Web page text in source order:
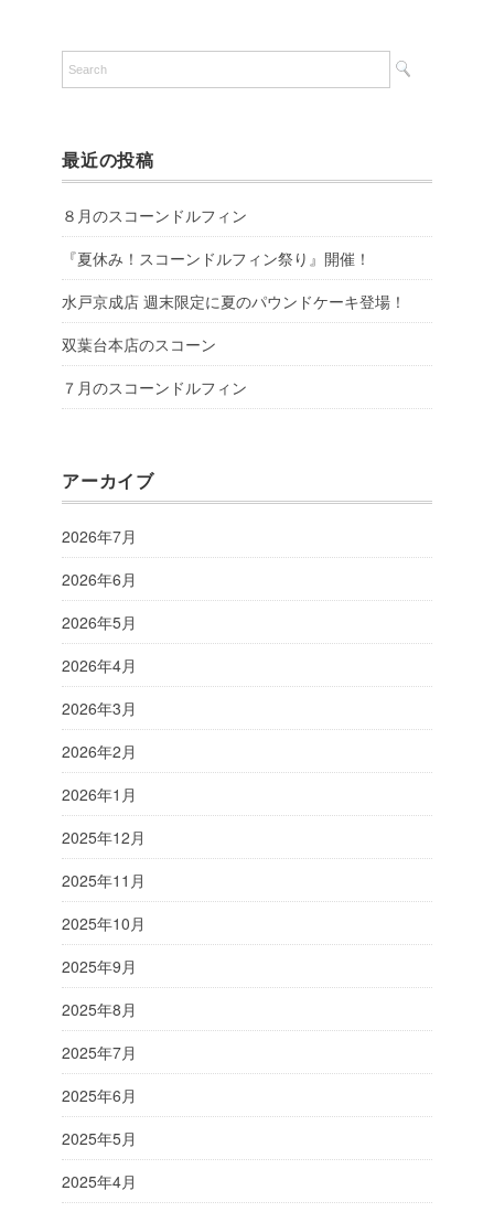
最近の投稿
８月のスコーンドルフィン
『夏休み！スコーンドルフィン祭り』開催！
水戸京成店 週末限定に夏のパウンドケーキ登場！
双葉台本店のスコーン
７月のスコーンドルフィン
アーカイブ
2026年7月
2026年6月
2026年5月
2026年4月
2026年3月
2026年2月
2026年1月
2025年12月
2025年11月
2025年10月
2025年9月
2025年8月
2025年7月
2025年6月
2025年5月
2025年4月